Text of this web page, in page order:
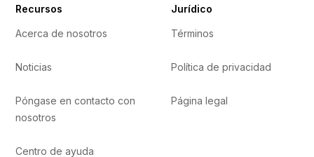
Recursos
Acerca de nosotros
Noticias
Póngase en contacto con
nosotros
Centro de ayuda
Jurídico
Términos
Política de privacidad
Página legal